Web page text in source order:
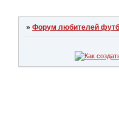
»Форум любителей